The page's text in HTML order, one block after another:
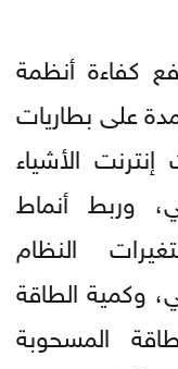
كفاءة أنظمة
على بطاريات
الأشياء
وربط أنماط
النظام
وكمية الطاقة
المسحوبة